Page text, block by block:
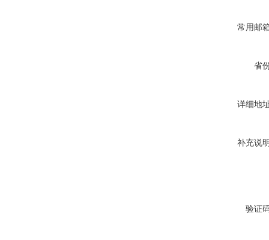
常用邮
省
详细地
补充说
验证